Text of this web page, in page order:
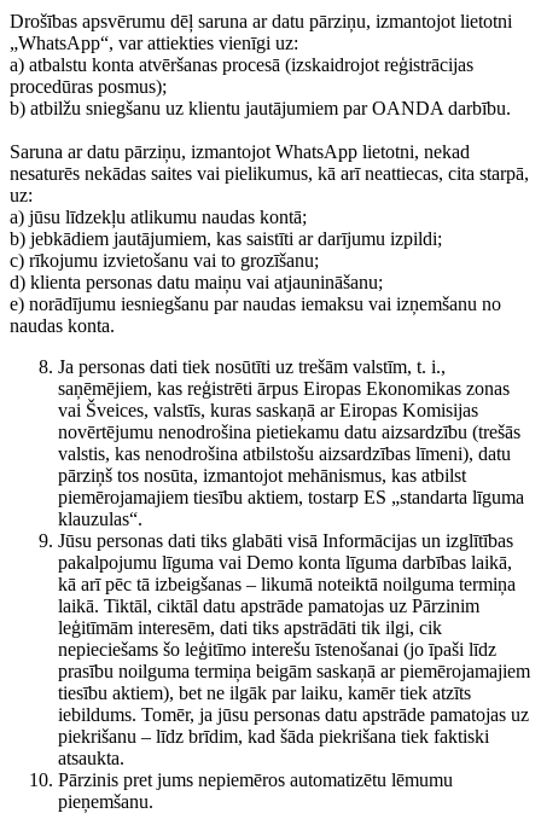
Drošības apsvērumu dēļ saruna ar datu pārziņu, izmantojot lietotni
„WhatsApp“, var attiekties vienīgi uz:
a) atbalstu konta atvēršanas procesā (izskaidrojot reģistrācijas
procedūras posmus);
b) atbilžu sniegšanu uz klientu jautājumiem par OANDA darbību.
Saruna ar datu pārziņu, izmantojot WhatsApp lietotni, nekad
nesaturēs nekādas saites vai pielikumus, kā arī neattiecas, cita starpā,
uz:
a) jūsu līdzekļu atlikumu naudas kontā;
b) jebkādiem jautājumiem, kas saistīti ar darījumu izpildi;
c) rīkojumu izvietošanu vai to grozīšanu;
d) klienta personas datu maiņu vai atjaunināšanu;
e) norādījumu iesniegšanu par naudas iemaksu vai izņemšanu no
naudas konta.
Ja personas dati tiek nosūtīti uz trešām valstīm, t. i.,
saņēmējiem, kas reģistrēti ārpus Eiropas Ekonomikas zonas
vai Šveices, valstīs, kuras saskaņā ar Eiropas Komisijas
novērtējumu nenodrošina pietiekamu datu aizsardzību (trešās
valstis, kas nenodrošina atbilstošu aizsardzības līmeni), datu
pārziņš tos nosūta, izmantojot mehānismus, kas atbilst
piemērojamajiem tiesību aktiem, tostarp ES „standarta līguma
klauzulas“.
Jūsu personas dati tiks glabāti visā Informācijas un izglītības
pakalpojumu līguma vai Demo konta līguma darbības laikā,
kā arī pēc tā izbeigšanas – likumā noteiktā noilguma termiņa
laikā. Tiktāl, ciktāl datu apstrāde pamatojas uz Pārzinim
leģitīmām interesēm, dati tiks apstrādāti tik ilgi, cik
nepieciešams šo leģitīmo interešu īstenošanai (jo īpaši līdz
prasību noilguma termiņa beigām saskaņā ar piemērojamajiem
tiesību aktiem), bet ne ilgāk par laiku, kamēr tiek atzīts
iebildums. Tomēr, ja jūsu personas datu apstrāde pamatojas uz
piekrišanu – līdz brīdim, kad šāda piekrišana tiek faktiski
atsaukta.
Pārzinis pret jums nepiemēros automatizētu lēmumu
pieņemšanu.